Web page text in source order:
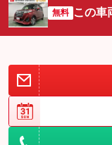
無料 この車